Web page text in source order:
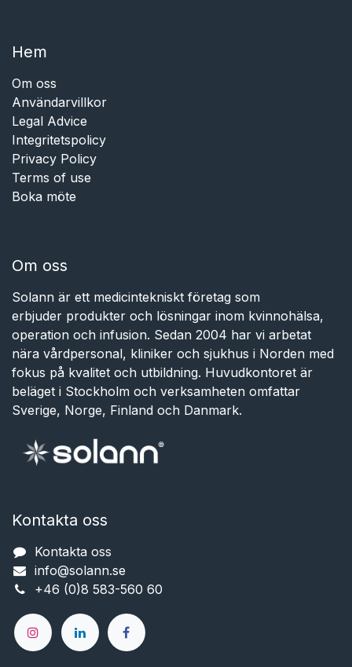
Hem​​
Om oss
Användarvillkor
Legal Advice
Integritetspolicy
Privacy Policy
Terms of use
Boka möte
Om oss
Solann är ett medicintekniskt företag som
erbjuder produkter och lösningar inom kvinnohälsa,
operation och infusion. Sedan 2004 har vi arbetat
nära vårdpersonal, kliniker och sjukhus i Norden med
fokus på kvalitet och utbildning. Huvudkontoret är
beläget i Stockholm och verksamheten omfattar
Sverige, Norge, Finland och Danmark.
Kontakta oss
Kontakta oss
info@solann.se​​​​​​
+46 (0)8 583-560 60